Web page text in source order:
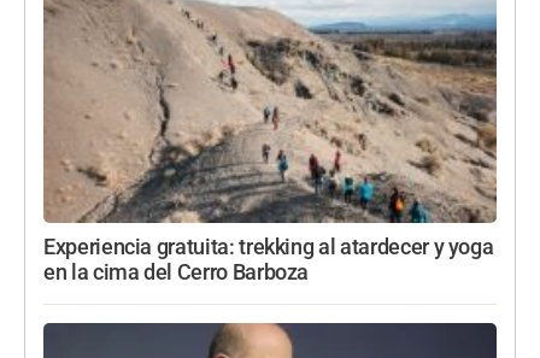
Experiencia gratuita: trekking al atardecer y yoga
en la cima del Cerro Barboza